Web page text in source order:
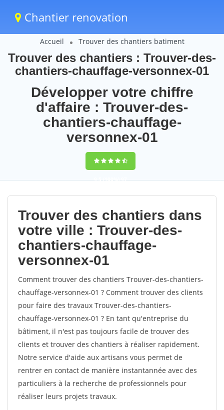
Chantier renovation
Accueil Trouver des chantiers batiment
Trouver des chantiers : Trouver-des-
chantiers-chauffage-versonnex-01
Développer votre chiffre
d'affaire : Trouver-des-
chantiers-chauffage-
versonnex-01
9,5(100%)97
votes
Trouver des chantiers dans
votre ville : Trouver-des-
chantiers-chauffage-
versonnex-01
Comment trouver des chantiers Trouver-des-chantiers-
chauffage-versonnex-01 ? Comment trouver des clients
pour faire des travaux Trouver-des-chantiers-
chauffage-versonnex-01 ? En tant qu'entreprise du
bâtiment, il n'est pas toujours facile de trouver des
clients et trouver des chantiers à réaliser rapidement.
Notre service d'aide aux artisans vous permet de
rentrer en contact de manière instantannée avec des
particuliers à la recherche de professionnels pour
réaliser leurs projets travaux.